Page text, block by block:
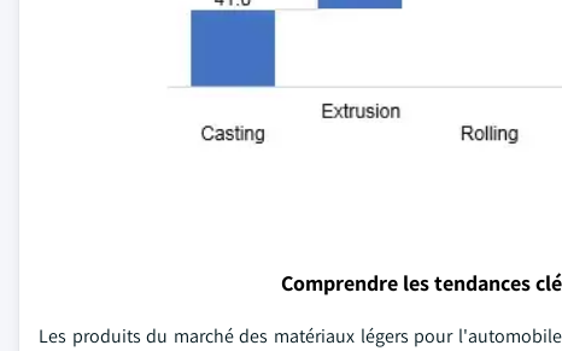
Comprendre les tendances
Les produits du marché des matériaux légers pour